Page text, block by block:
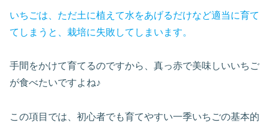
いちごは、ただ土に植えて水をあげるだけなど適当に育て
てしまうと、栽培に失敗してしまいます。
手間をかけて育てるのですから、真っ赤で美味しいいちご
が食べたいですよね♪
この項目では、初心者でも育てやすい一季いちごの基本的